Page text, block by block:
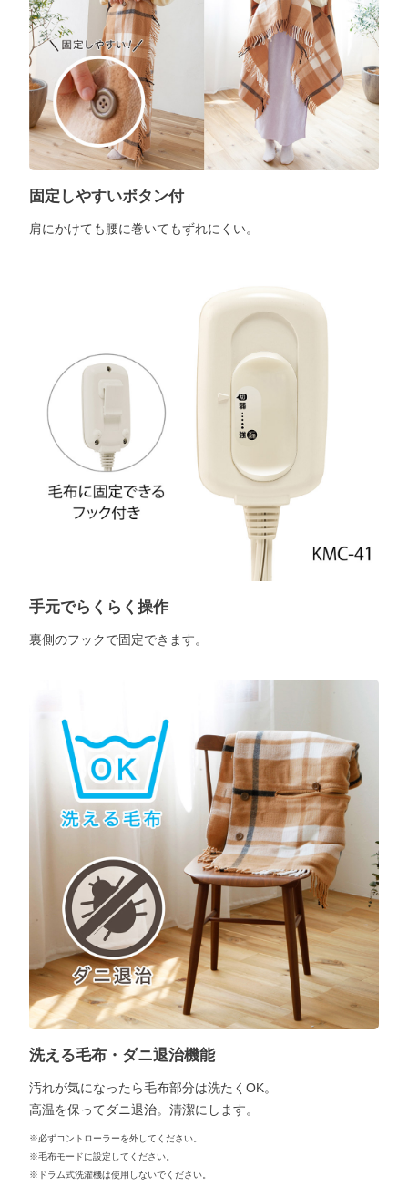
固定しやすいボタン付
肩にかけても腰に巻いてもずれにくい。
手元でらくらく操作
裏側のフックで固定できます。
洗える毛布・ダニ退治機能
汚れが気になったら毛布部分は洗たくOK。
高温を保ってダニ退治。清潔にします。
※必ずコントローラーを外してください。
※毛布モードに設定してください。
※ドラム式洗濯機は使用しないでください。